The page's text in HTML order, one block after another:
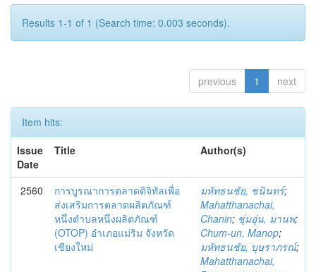
Results 1-1 of 1 (Search time: 0.003 seconds).
previous 1 next
Item hits:
Issue
Date
Title Author(s)
2560
การบูรณาการตลาดดิจิทัลเพื่อ
ส่งเสริมการตลาดผลิตภัณฑ์
หนึ่งตำบลหนึ่งผลิตภัณฑ์
(OTOP) อำเภอแม่ริม จังหวัด
เชียงใหม่
มหัทธนชัย, ชนินทร์;
Mahatthanachai,
Chanin; ชุ่มอุ่น, มานพ;
Chum-un, Manop;
มหัทธนชัย, บุษราภรณ์;
Mahatthanachai,